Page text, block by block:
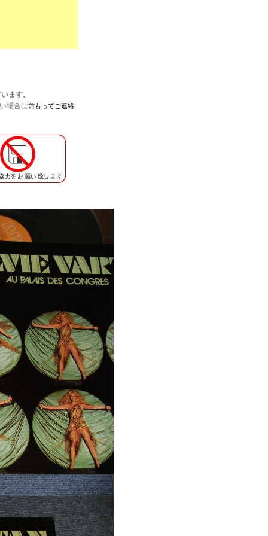
ます。
場合は前もってご連絡